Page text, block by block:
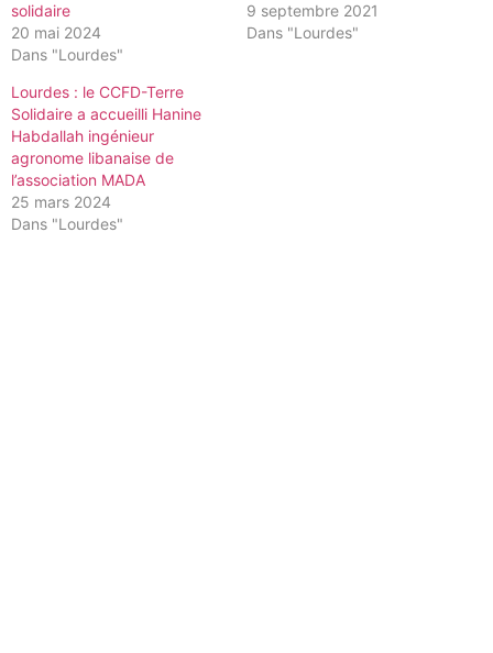
solidaire
20 mai 2024
Dans "Lourdes"
9 septembre 2021
Dans "Lourdes"
Lourdes : le CCFD-Terre
Solidaire a accueilli Hanine
Habdallah ingénieur
agronome libanaise de
l’association MADA
25 mars 2024
Dans "Lourdes"